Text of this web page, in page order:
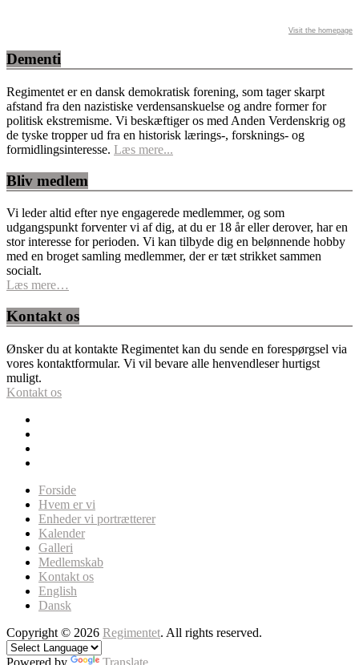
Visit the homepage
Dementi
Regimentet er en dansk demokratisk forening, som tager skarpt
afstand fra den nazistiske verdensanskuelse og andre former for
politisk ekstremisme. Vi beskæftiger os med Anden Verdenskrig og
de tyske tropper ud fra en historisk lærings-, forsknings- og
formidlingsinteresse. Læs mere...
Bliv medlem
Vi leder altid efter nye engagerede medlemmer, og som
udgangspunkt forventer vi af dig, at du er 18 år eller derover, har en
stor interesse for perioden. Vi kan tilbyde dig en belønnende hobby
med en broget samling medlemmer, der er tæt strikket sammen
socialt.
Læs mere…
Kontakt os
Ønsker du at kontakte Regimentet kan du sende en forespørgsel via
vores kontaktformular. Vi vil bevare alle henvendleser hurtigst
muligt.
Kontakt os
Forside
Hvem er vi
Enheder vi portrætterer
Kalender
Galleri
Medlemskab
Kontakt os
English
Dansk
Copyright © 2026 Regimentet. All rights reserved.
Powered by Translate